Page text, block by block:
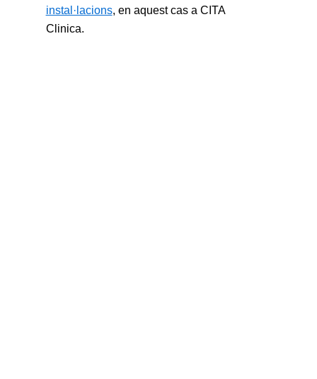
instal·lacions, en aquest cas a CITA
Clinica.